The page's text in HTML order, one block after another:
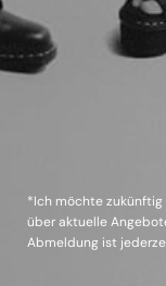
*Ich möchte
über aktuelle
Abmeldung ist